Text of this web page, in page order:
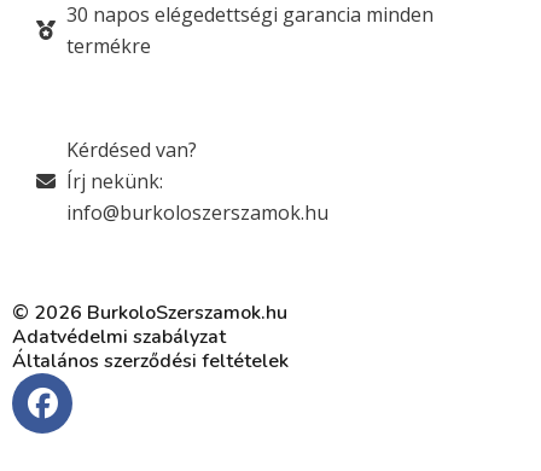
30 napos elégedettségi garancia minden
termékre
Kérdésed van?
Írj nekünk:
info@burkoloszerszamok.hu
© 2026 BurkoloSzerszamok.hu
Adatvédelmi szabályzat
Általános szerződési feltételek
F
a
c